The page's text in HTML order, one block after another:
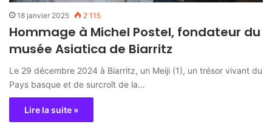
18 janvier 2025 2 115
Hommage à Michel Postel, fondateur du
musée Asiatica de Biarritz
Le 29 décembre 2024 à Biarritz, un Meiji (1), un trésor vivant du
Pays basque et de surcroît de la…
Lire la suite »